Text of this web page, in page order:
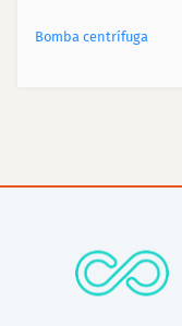
Bomba centrífuga